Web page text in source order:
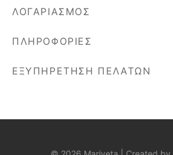
ΛΟΓΑΡΙΑΣΜΟΣ
ΠΛΗΡΟΦΟΡΙΕΣ
ΕΞΥΠΗΡΕΤΗΣΗ ΠΕΛΑΤΩΝ